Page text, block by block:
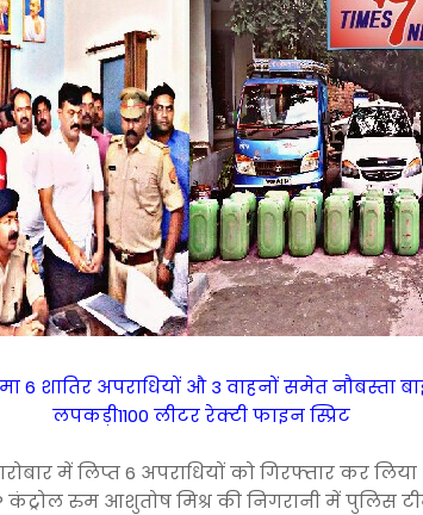
6 शातिर अपराधियों औ3 वाहनों समेत नौबस्ता
लपकड़ी1100 लीटर रेक्टी फाइन स्प्रिट
में लिप्त 6 अपराधियों को गिरफ्तार कर
कंट्रोल रुम आशुतोष मिश्र की निगरानी में पुलिस